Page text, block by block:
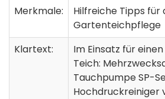
Merkmale:
Hilfreiche Tipps für
Gartenteichpflege
Klartext:
Im Einsatz für
Teich:
Tauchpumpe SP-
Hochdruckreiniger